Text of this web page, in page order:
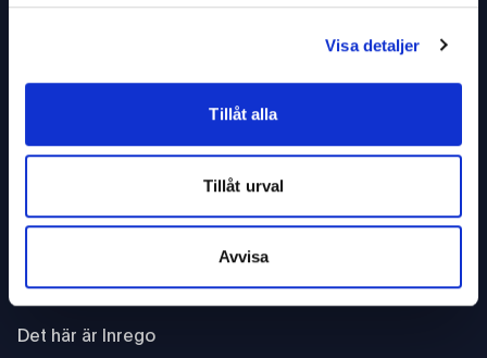
Visa detaljer
Tillåt alla
Tillåt urval
Avvisa
Donationsprogram
VÅR DRIVKRAFT
Cirkulär ekonomi
INREGO
Det här är Inrego